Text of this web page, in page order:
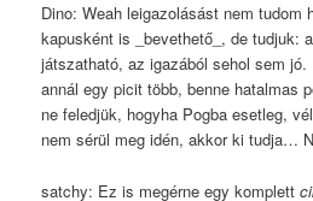
Dino: Weah leigazolásást nem tudom
kapusként is _bevethető_, de tudjuk:
játszatható, az igazából sehol sem
annál egy picit több, benne hatalmas
ne feledjük, hogyha Pogba esetleg,
nem sérül meg idén, akkor ki tudja…
satchy: Ez is megérne egy komplett